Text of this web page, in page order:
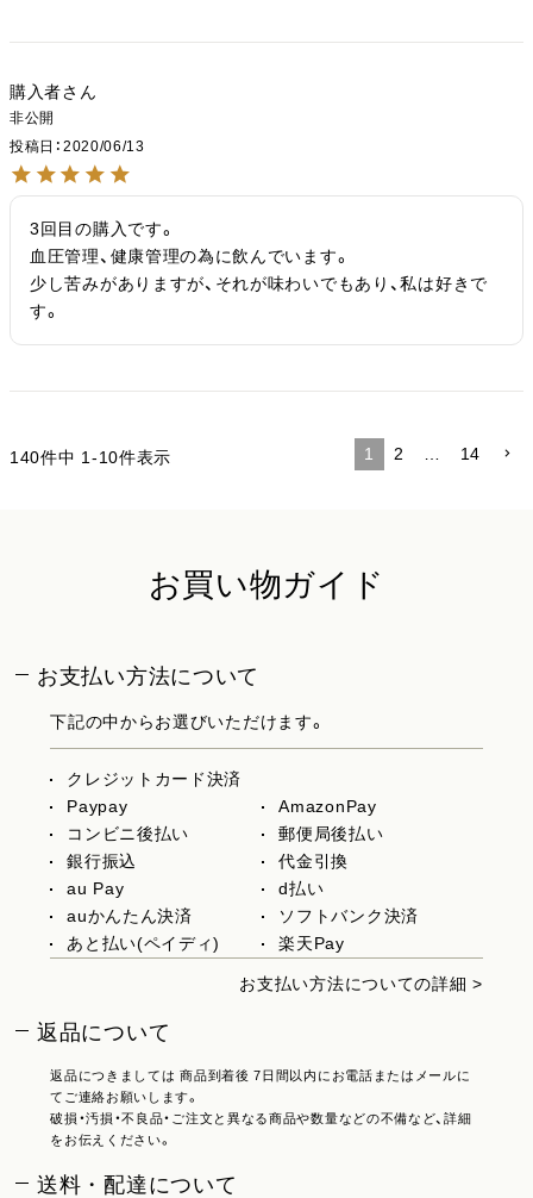
購入者
非公開
投稿日
2020/06/13
3回目の購入です。
血圧管理、健康管理の為に飲んでいます。
少し苦みがありますが、それが味わいでもあり、私は好きで
す。
140件中 1 -10件表示 1 2 14
お買い物ガイド
お支払い方法について
下記の中からお選びいただけます。
クレジットカード決済
Paypay
AmazonPay
コンビニ後払い
郵便局後払い
銀行振込
代金引換
au Pay
d払い
auかんたん決済
ソフトバンク決済
あと払い(ペイディ)
楽天Pay
お支払い方法についての詳細 >
返品について
返品につきましては 商品到着後 7日間以内にお電話またはメールに
てご連絡お願いします。
破損・汚損・不良品・ご注文と異なる商品や数量などの不備など、詳細
をお伝えください。
送料・配達について